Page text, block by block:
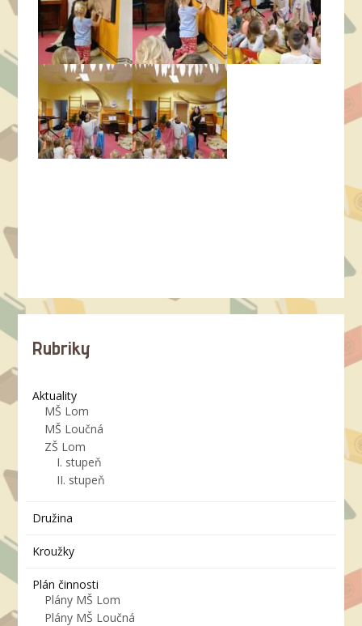
Rubriky
Aktuality
MŠ Lom
MŠ Loučná
ZŠ Lom
I. stupeň
II. stupeň
Družina
Kroužky
Plán činnosti
Plány MŠ Lom
Plány MŠ Loučná